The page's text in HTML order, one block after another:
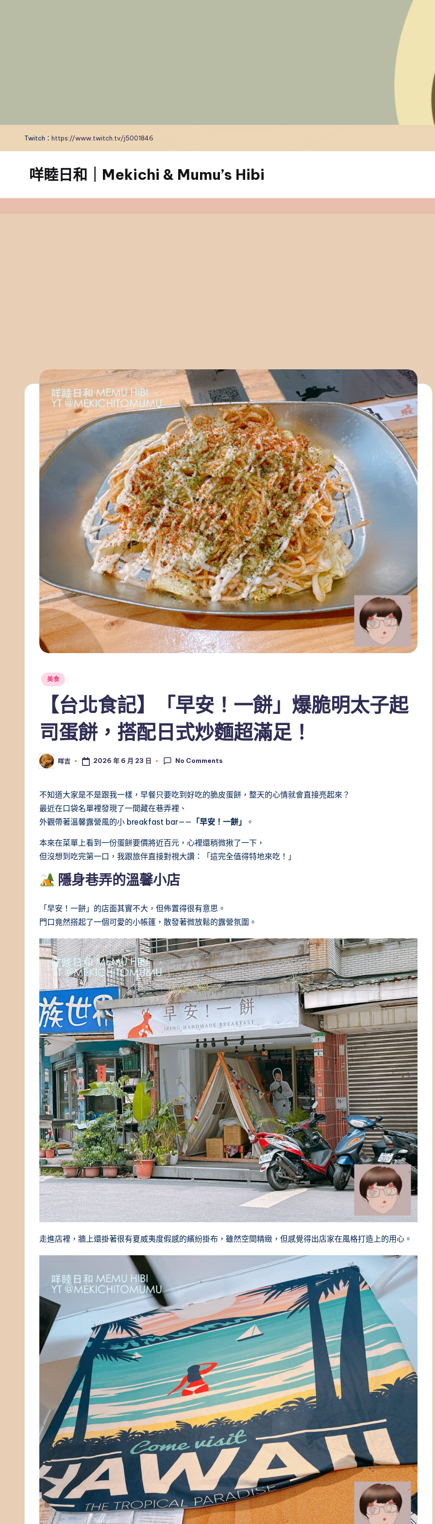
Twitch： https://www.twitch.tv/j5001846
咩睦日和｜Mekichi & Mumu’s Hibi
Posted
美食
【台北食記】「早安！一餅」爆脆明太子起
司蛋餅，搭配日式炒麵超滿足！
Posted
by
咩吉 2026 年 6 月 23 日 No Comments
不知道大家是不是跟我一樣，早餐只要吃到好吃的脆皮蛋餅，整天的心情就會直接亮起來？
最近在口袋名單裡發現了一間藏在巷弄裡、
外觀帶著溫馨露營風的小 breakfast bar—— 「早安！一餅」 。
本來在菜單上看到一份蛋餅要價將近百元，心裡還稍微揪了一下，
但沒想到吃完第一口，我跟旅伴直接對視大讚：「這完全值得特地來吃！」
隱身巷弄的溫馨小店
「早安！一餅」的店面其實不大，但佈置得很有意思。
門口竟然搭起了一個可愛的小帳篷，散發著微放鬆的露營氛圍。
走進店裡，牆上還掛著很有夏威夷度假感的繽紛掛布，雖然空間精緻，但感覺得出店家在風格打造上的用心。